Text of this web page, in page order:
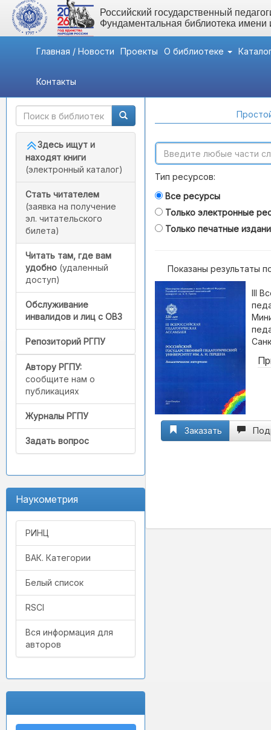
Российский государственный
Фундаментальная библиотека
Главная / Новости Проекты О библиотеке
Контакты
Быстрый доступ
Здесь ищут и
находят книги
(электронный каталог)
Стать читателем
(заявка на получение
эл. читательского
билета)
Читать там, где вам
удобно (удаленный
доступ)
Обслуживание
инвалидов и лиц с ОВЗ
Репозиторий РГПУ
Автору РГПУ:
сообщите нам о
публикациях
Журналы РГПУ
Задать вопрос
Наукометрия
РИНЦ
ВАК. Категории
Белый список
RSCI
Вся информация для
авторов
Тип ресурсов:
Все ресурсы
Только электронные
Только печатные
Показаны результаты
III
Заказать